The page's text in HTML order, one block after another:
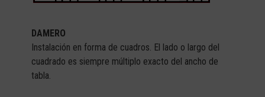
DAMERO
Instalación en forma de cuadros. El lado o largo del
cuadrado es siempre múltiplo exacto del ancho de
tabla.